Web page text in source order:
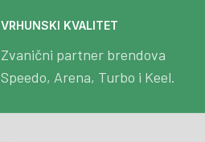
VRHUNSKI KVALITET
Zvanični partner brendova
Speedo, Arena, Turbo i Keel.